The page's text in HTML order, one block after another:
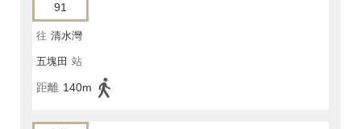
91
往 清水灣
五塊田 站
距離 140m